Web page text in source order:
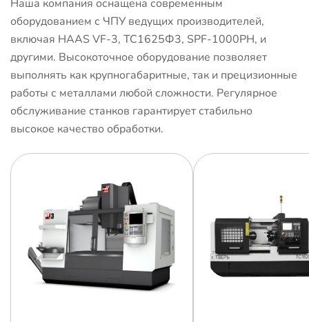
Наша компания оснащена современным
оборудованием с ЧПУ ведущих производителей,
включая HAAS VF-3, ТС1625Ф3, SPF-1000PH, и
другими. Высокоточное оборудование позволяет
выполнять как крупногабаритные, так и прецизионные
работы с металлами любой сложности. Регулярное
обслуживание станков гарантирует стабильно
высокое качество обработки.